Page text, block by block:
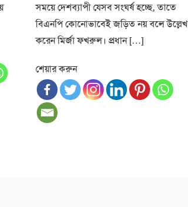
সময়ে দেশব্যাপী যেসব সংঘর্ষ হচ্ছে, তাতে
বিএনপি কোনোভাবেই জড়িত নয় বলে উল্লেখ
করেন মির্জা ফখরুল। প্রধান […]
শেয়ার করুন